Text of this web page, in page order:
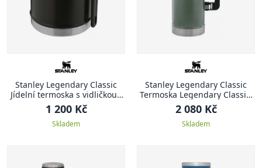
Stanley Legendary Classic
Jídelní termoska s vidličkou ,
400 ml, Matte Black
1 200 Kč
Skladem
Stanley Legendary Classic
Termoska Legendary Classic,
2.3 l, Hammertone Green
2 080 Kč
Skladem